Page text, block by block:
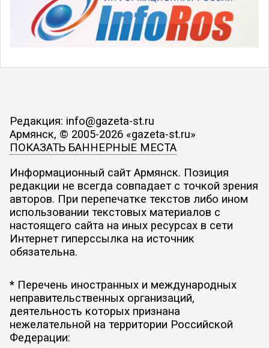
Редакция: info@gazeta-st.ru
Армянск, © 2005-2026 «gazeta-st.ru»
ПОКАЗАТЬ БАННЕРНЫЕ МЕСТА
Информационный сайт Армянск. Позиция
редакции не всегда совпадает с точкой зрения
авторов. При перепечатке текстов либо ином
использовании текстовых материалов с
настоящего сайта на иных ресурсах в сети
Интернет гиперссылка на источник
обязательна.
* Перечень иностранных и международных
неправительственных организаций,
деятельность которых признана
нежелательной на территории Российской
Федерации: